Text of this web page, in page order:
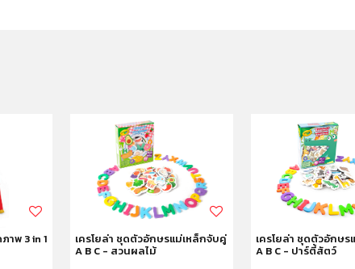
าพ 3 in 1 เครโยล่า ชุดตัวอักษรแม่เหล็กจับคู่
A B C - สวนผลไม้
เครโยล่า ชุดตัวอักษ
A B C - ปาร์ตี้สัตว์